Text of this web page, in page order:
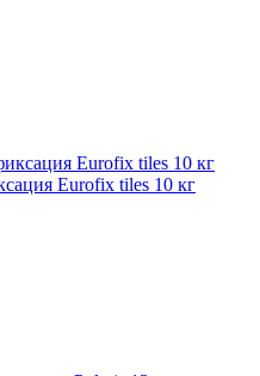
Eurofix tiles 10 кг